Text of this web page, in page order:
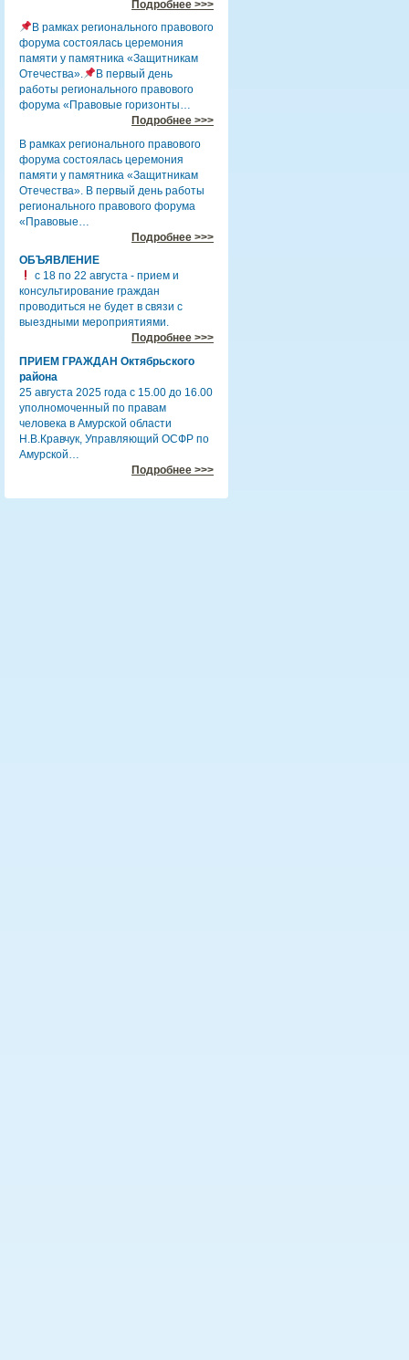
Подробнее >>>
В рамках регионального правового
форума состоялась церемония
памяти у памятника «Защитникам
Отечества».
В первый день
работы регионального правового
форума «Правовые горизонты…
Подробнее >>>
В рамках регионального правового
форума состоялась церемония
памяти у памятника «Защитникам
Отечества». В первый день работы
регионального правового форума
«Правовые…
Подробнее >>>
ОБЪЯВЛЕНИЕ
с 18 по 22 августа - прием и
консультирование граждан
проводиться не будет в связи с
выездными мероприятиями.
Подробнее >>>
ПРИЕМ ГРАЖДАН Октябрьского
района
25 августа 2025 года с 15.00 до 16.00
уполномоченный по правам
человека в Амурской области
Н.В.Кравчук, Управляющий ОСФР по
Амурской…
Подробнее >>>